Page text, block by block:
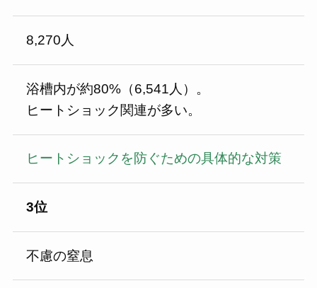
8,270人
浴槽内が約80%（6,541人）。
ヒートショック関連が多い。
ヒートショックを防ぐための具体的な対策
3位
不慮の窒息